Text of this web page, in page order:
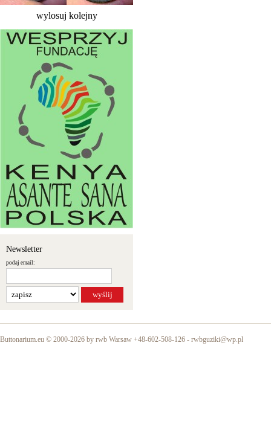
wylosuj kolejny
Newsletter
podaj email:
Buttonarium.eu © 2000-2026 by rwb Warsaw +48-602-508-126 - rwbguziki@wp.pl